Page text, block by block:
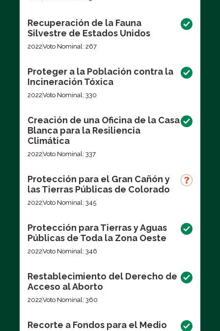
Recuperación de la Fauna
Silvestre de Estados Unidos
2022Voto Nominal: 267
Proteger a la Población contra la
Incineración Tóxica
2022Voto Nominal: 330
Creación de una Oficina de la Casa
Blanca para la Resiliencia
Climática
2022Voto Nominal: 337
Protección para el Gran Cañón y
las Tierras Públicas de Colorado
2022Voto Nominal: 345
Protección para Tierras y Aguas
Públicas de Toda la Zona Oeste
2022Voto Nominal: 346
Restablecimiento del Derecho de
Acceso al Aborto
2022Voto Nominal: 360
Recorte a Fondos para el Medio